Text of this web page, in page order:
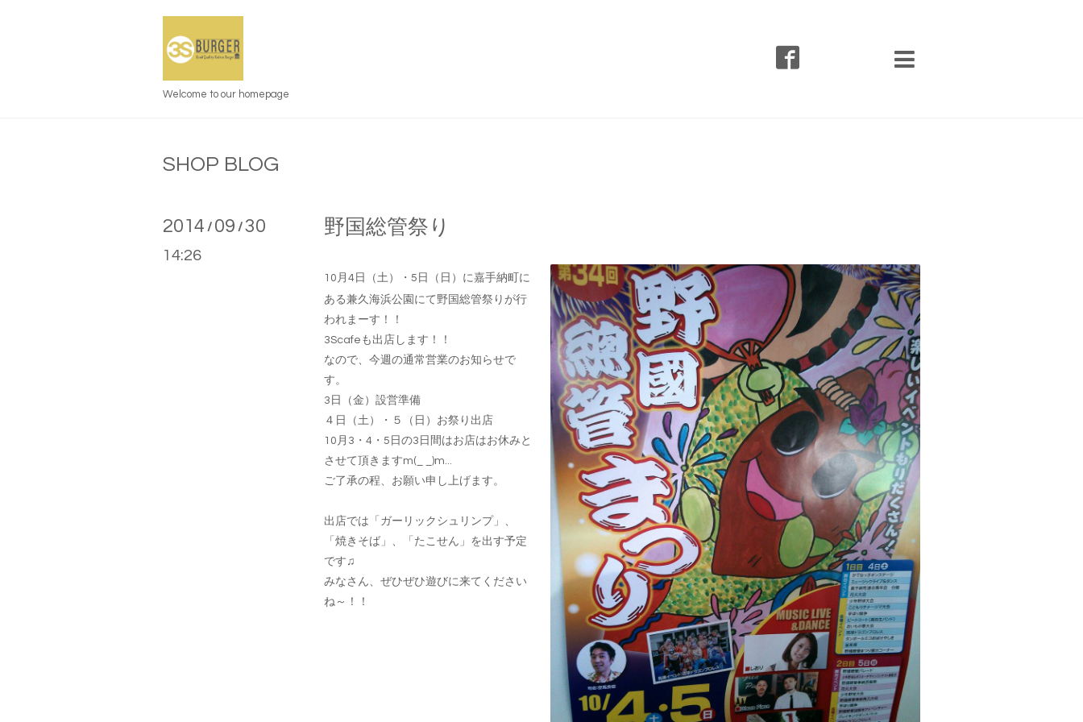
Welcome to our homepage
SHOP BLOG
2014 / 09 /30
14:26
野国総管祭り
10月4日（土）・5日（日）に嘉手納町に
ある兼久海浜公園にて野国総管祭りが行
われまーす！！
3Scafeも出店します！！
なので、今週の通常営業のお知らせで
す。
3日（金）設営準備
４日（土）・５（日）お祭り出店
10月3・4・5日の3日間はお店はお休みと
させて頂きますm(_ _)m...
ご了承の程、お願い申し上げます。
出店では「ガーリックシュリンプ」、
「焼きそば」、「たこせん」を出す予定
です♫
みなさん、ぜひぜひ遊びに来てください
ね～！！